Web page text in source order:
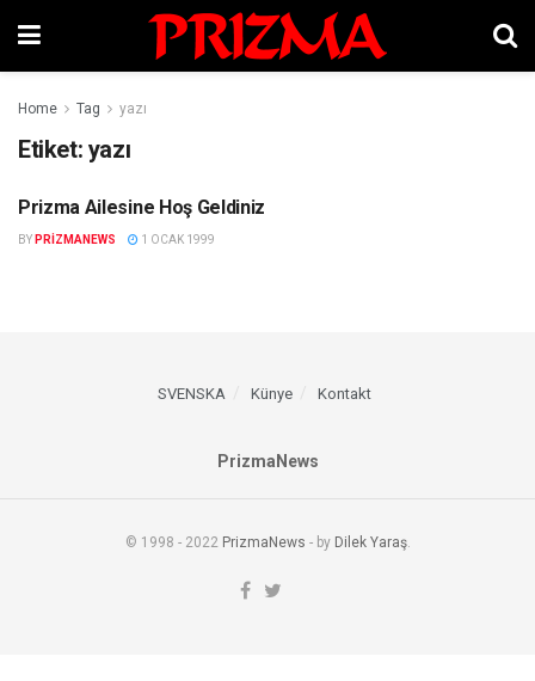
Home Tag yazı
Etiket: yazı
PRIZMANEWS
Prizma Ailesine Hoş Geldiniz
BY PRIZMANEWS 1 OCAK 1999
SVENSKA Künye Kontakt
PrizmaNews
© 1998 - 2022 PrizmaNews - by Dilek Yaraş.